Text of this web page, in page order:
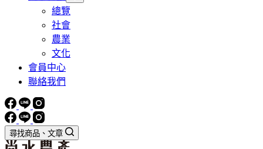
總覽
社會
農業
文化
會員中心
聯絡我們
尋找商品、文章